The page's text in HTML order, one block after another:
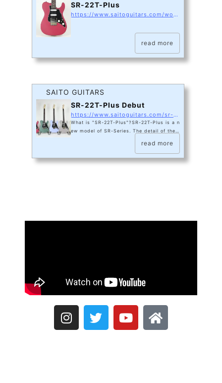
SR-22T-Plus
https://www.saitoguitars.com/work/sr-22t-plus
read more
SAITO GUITARS
SR-22T-Plus Debut
https://www.saitoguitars.com/sr-22t-plus-debut
What is "SR-22T-Plus"?SR-22T-Plus is a n
ew model of SR-Series. The detail of the
and mounts pickguard, plus it is added a
read more